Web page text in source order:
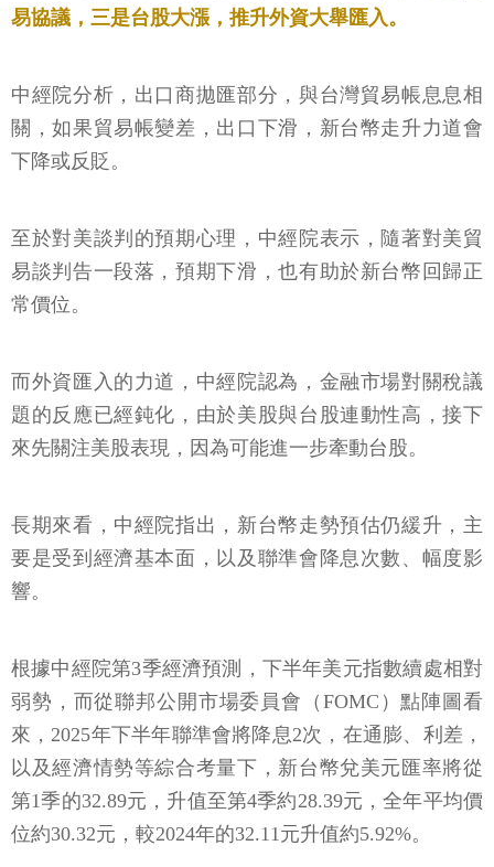
易協議，三是台股大漲，推升外資大舉匯入。
中經院分析，出口商拋匯部分，與台灣貿易帳息息相
關，如果貿易帳變差，出口下滑，新台幣走升力道會
下降或反貶。
至於對美談判的預期心理，中經院表示，隨著對美貿
易談判告一段落，預期下滑，也有助於新台幣回歸正
常價位。
而外資匯入的力道，中經院認為，金融市場對關稅議
題的反應已經鈍化，由於美股與台股連動性高，接下
來先關注美股表現，因為可能進一步牽動台股。
長期來看，中經院指出，新台幣走勢預估仍緩升，主
要是受到經濟基本面，以及聯準會降息次數、幅度影
響。
根據中經院第3季經濟預測，下半年美元指數續處相對
弱勢，而從聯邦公開市場委員會（FOMC）點陣圖看
來，2025年下半年聯準會將降息2次，在通膨、利差，
以及經濟情勢等綜合考量下，新台幣兌美元匯率將從
第1季的32.89元，升值至第4季約28.39元，全年平均價
位約30.32元，較2024年的32.11元升值約5.92%。